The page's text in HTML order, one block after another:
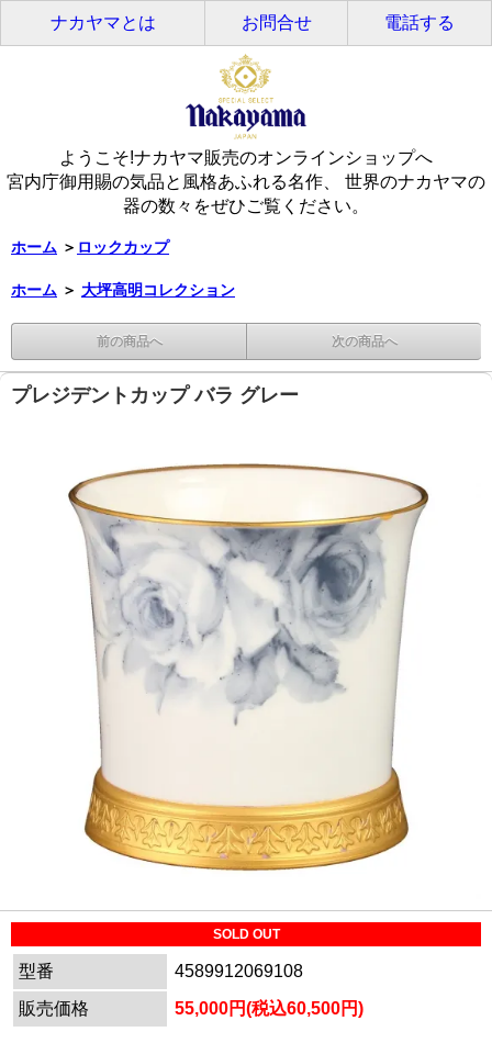
ナカヤマとは お問合せ 電話する
ようこそ!ナカヤマ販売のオンラインショップへ
宮内庁御用賜の気品と風格あふれる名作、 世界のナカヤマの
器の数々をぜひご覧ください。
ホーム ＞ ロックカップ
ホーム ＞ 大坪高明コレクション
前の商品へ 次の商品へ
プレジデントカップ バラ グレー
SOLD OUT
型番
4589912069108
販売価格
55,000円(税込60,500円)